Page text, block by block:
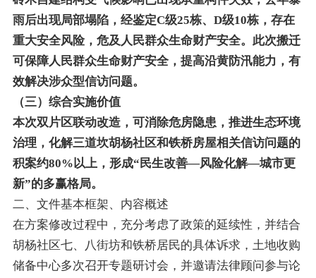
雨后出现局部塌陷，经鉴定C级25栋、D级10栋，存在
重大安全风险，危及人民群众生命财产安全。此次搬迁
可保障人民群众生命财产安全，提高沿黄防汛能力，有
效解决涉众型信访问题。
（三）综合实施价值
本次双片区联动改造，可消除危房隐患，推进生态环境
治理，化解三道坎胡杨社区和铁桥房屋相关信访问题的
积案约80%以上，形成“民生改善—风险化解—城市更
新”的多赢格局。
二、文件基本框架、内容概述
在方案修改过程中，充分考虑了政策的延续性，并结合
胡杨社区七、八街坊和铁桥居民的具体诉求，土地收购
储备中心多次召开专题研讨会，并邀请法律顾问参与论